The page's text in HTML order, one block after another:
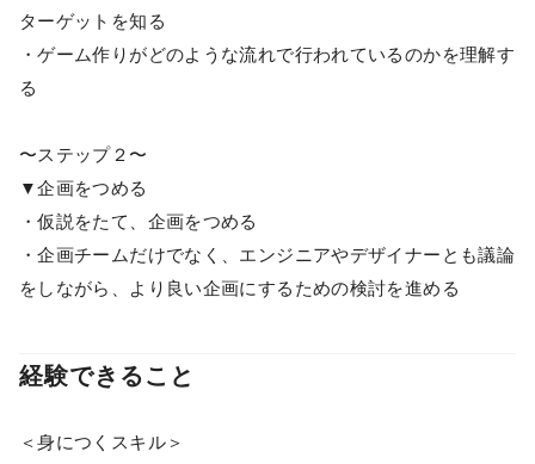
ターゲットを知る
・ゲーム作りがどのような流れで行われているのかを理解す
る
〜ステップ２〜
▼企画をつめる
・仮説をたて、企画をつめる
・企画チームだけでなく、エンジニアやデザイナーとも議論
をしながら、より良い企画にするための検討を進める
経験できること
＜身につくスキル＞